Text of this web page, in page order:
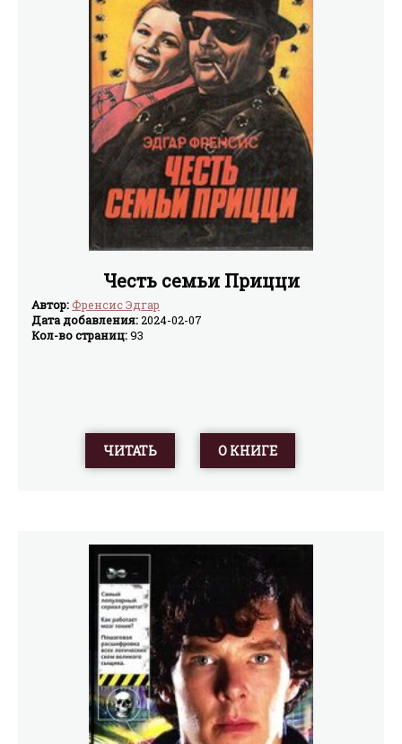
Честь семьи Прицци
Автор:Френсис Эдгар
Дата добавления:2024-02-07
Кол-во страниц:93
ЧИТАТЬ О КНИГЕ